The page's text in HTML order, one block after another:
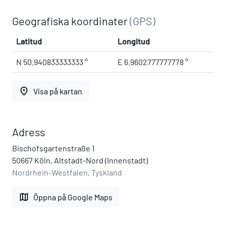
Geografiska koordinater(GPS)
Latitud Longitud
N 50.940833333333 ° E 6.9602777777778 °
place Visa på kartan
Adress
Bischofsgartenstraße 1
50667 Köln, Altstadt-Nord (Innenstadt)
Nordrhein-Westfalen, Tyskland
map Öppna på Google Maps